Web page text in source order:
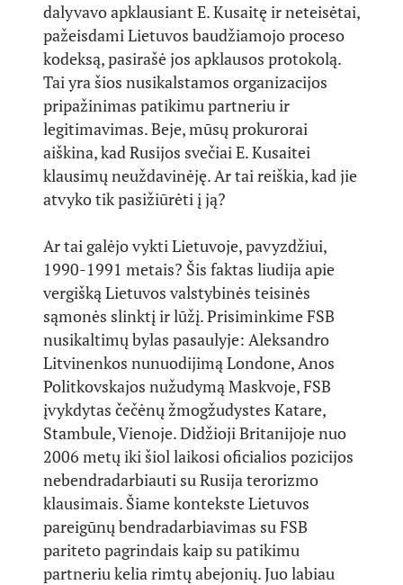
dalyvavo apklausiant E. Kusaitę ir neteisėtai,
pažeisdami Lietuvos baudžiamojo proceso
kodeksą, pasirašė jos apklausos protokolą.
Tai yra šios nusikalstamos organizacijos
pripažinimas patikimu partneriu ir
legitimavimas. Beje, mūsų prokurorai
aiškina, kad Rusijos svečiai E. Kusaitei
klausimų neuždavinėję. Ar tai reiškia, kad jie
atvyko tik pasižiūrėti į ją?
Ar tai galėjo vykti Lietuvoje, pavyzdžiui,
1990-1991 metais? Šis faktas liudija apie
vergišką Lietuvos valstybinės teisinės
sąmonės slinktį ir lūžį. Prisiminkime FSB
nusikaltimų bylas pasaulyje: Aleksandro
Litvinenkos nunuodijimą Londone, Anos
Politkovskajos nužudymą Maskvoje, FSB
įvykdytas čečėnų žmogžudystes Katare,
Stambule, Vienoje. Didžioji Britanijoje nuo
2006 metų iki šiol laikosi oficialios pozicijos
nebendradarbiauti su Rusija terorizmo
klausimais. Šiame kontekste Lietuvos
pareigūnų bendradarbiavimas su FSB
pariteto pagrindais kaip su patikimu
partneriu kelia rimtų abejonių. Juo labiau